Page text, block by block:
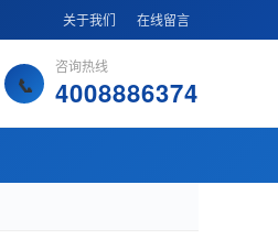
关于我们 在线留言
咨询热线
4008886374